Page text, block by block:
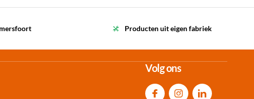
Producten uit eigen fabriek
Volg ons